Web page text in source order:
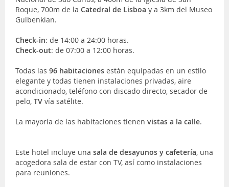
Roque, 700m de la Catedral de Lisboa y a 3km del Museo
Gulbenkian.
Check-in: de 14:00 a 24:00 horas.
Check-out: de 07:00 a 12:00 horas.
Todas las 96 habitaciones están equipadas en un estilo
elegante y todas tienen instalaciones privadas, aire
acondicionado, teléfono con discado directo, secador de
pelo, TV vía satélite.
La mayoría de las habitaciones tienen vistas a la calle.
Este hotel incluye una sala de desayunos y cafetería, una
acogedora sala de estar con TV, así como instalaciones
para reuniones.